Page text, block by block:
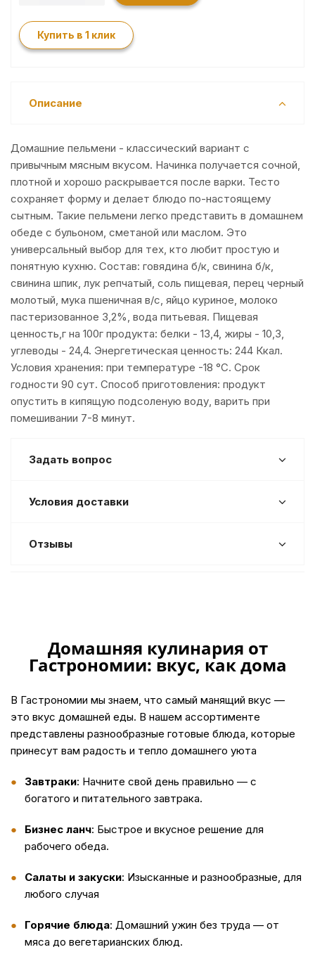
Купить в 1 клик
Описание
Домашние пельмени - классический вариант с
привычным мясным вкусом. Начинка получается сочной,
плотной и хорошо раскрывается после варки. Тесто
сохраняет форму и делает блюдо по-настоящему
сытным. Такие пельмени легко представить в домашнем
обеде с бульоном, сметаной или маслом. Это
универсальный выбор для тех, кто любит простую и
понятную кухню. Состав: говядина б/к, свинина б/к,
свинина шпик, лук репчатый, соль пищевая, перец черный
молотый, мука пшеничная в/с, яйцо куриное, молоко
пастеризованное 3,2%, вода питьевая. Пищевая
ценность,г на 100г продукта: белки - 13,4, жиры - 10,3,
углеводы - 24,4. Энергетическая ценность: 244 Ккал.
Условия хранения: при температуре -18 °С. Срок
годности 90 сут. Способ приготовления: продукт
опустить в кипящую подсоленую воду, варить при
помешивании 7-8 минут.
Задать вопрос
Условия доставки
Отзывы
Домашняя кулинария от
Гастрономии: вкус, как дома
В Гастрономии мы знаем, что самый манящий вкус —
это вкус домашней еды. В нашем ассортименте
представлены разнообразные готовые блюда, которые
принесут вам радость и тепло домашнего уюта
Завтраки: Начните свой день правильно — с
богатого и питательного завтрака.
Бизнес ланч: Быстрое и вкусное решение для
рабочего обеда.
Салаты и закуски: Изысканные и разнообразные, для
любого случая
Горячие блюда: Домашний ужин без труда — от
мяса до вегетарианских блюд.